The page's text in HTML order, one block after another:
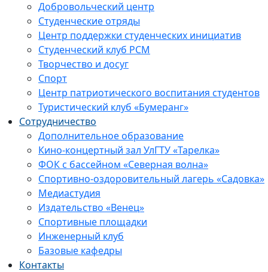
Добровольческий центр
Студенческие отряды
Центр поддержки студенческих инициатив
Студенческий клуб РСМ
Творчество и досуг
Спорт
Центр патриотического воспитания студентов
Туристический клуб «Бумеранг»
Сотрудничество
Дополнительное образование
Кино-концертный зал УлГТУ «Тарелка»
ФОК с бассейном «Северная волна»
Спортивно-оздоровительный лагерь «Садовка»
Медиастудия
Издательство «Венец»
Спортивные площадки
Инженерный клуб
Базовые кафедры
Контакты